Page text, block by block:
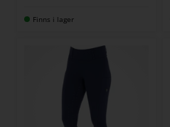
Finns i lager